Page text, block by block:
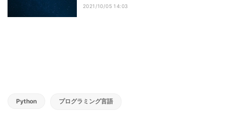
2021/10/05 14:03
Python プログラミング言語